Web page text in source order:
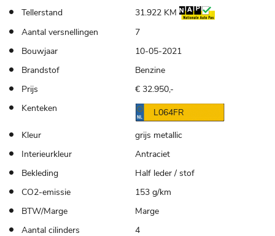
Tellerstand
31.922 KM
Aantal versnellingen
7
Bouwjaar
10-05-2021
Brandstof
Benzine
Prijs
€ 32.950,-
Kenteken
L064FR
Kleur
grijs metallic
Interieurkleur
Antraciet
Bekleding
Half leder / stof
CO2-emissie
153 g/km
BTW/Marge
Marge
Aantal cilinders
4